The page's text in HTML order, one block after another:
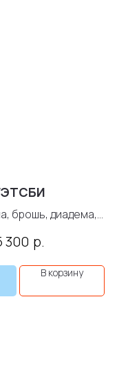
брошь, диадема,
300 р.
В корзину